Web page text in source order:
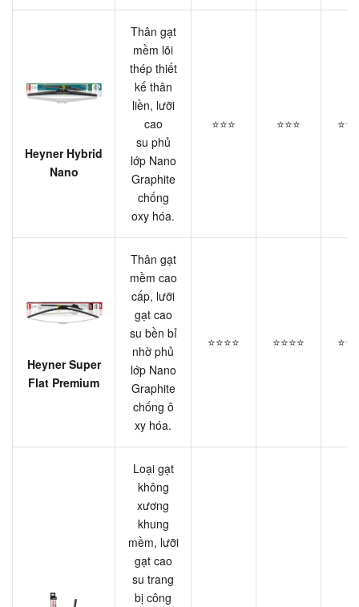
Heyner Hybrid
Nano
Thân gạt
mềm lõi
thép thiết
kế thân
liền, lưỡi
cao
su phủ
lớp Nano
Graphite
chống
oxy hóa.
⭐⭐⭐ ⭐⭐⭐
Heyner Super
Flat Premium
Thân gạt
mềm cao
cấp, lưỡi
gạt cao
su bền bỉ
nhờ phủ
lớp Nano
Graphite
chống ô
xy hóa.
⭐⭐⭐⭐ ⭐⭐⭐⭐
Loại gạt
không
xương
khung
mềm, lưỡi
gạt cao
su trang
bị công